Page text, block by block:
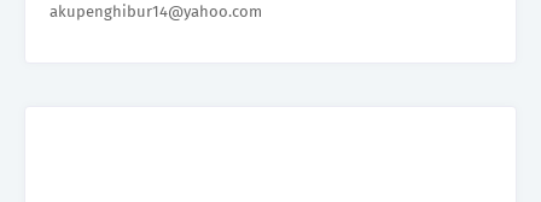
akupenghibur14@yahoo.com